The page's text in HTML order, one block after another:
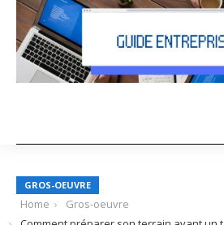
GROS-OEUVRE
Home
Gros-oeuvre